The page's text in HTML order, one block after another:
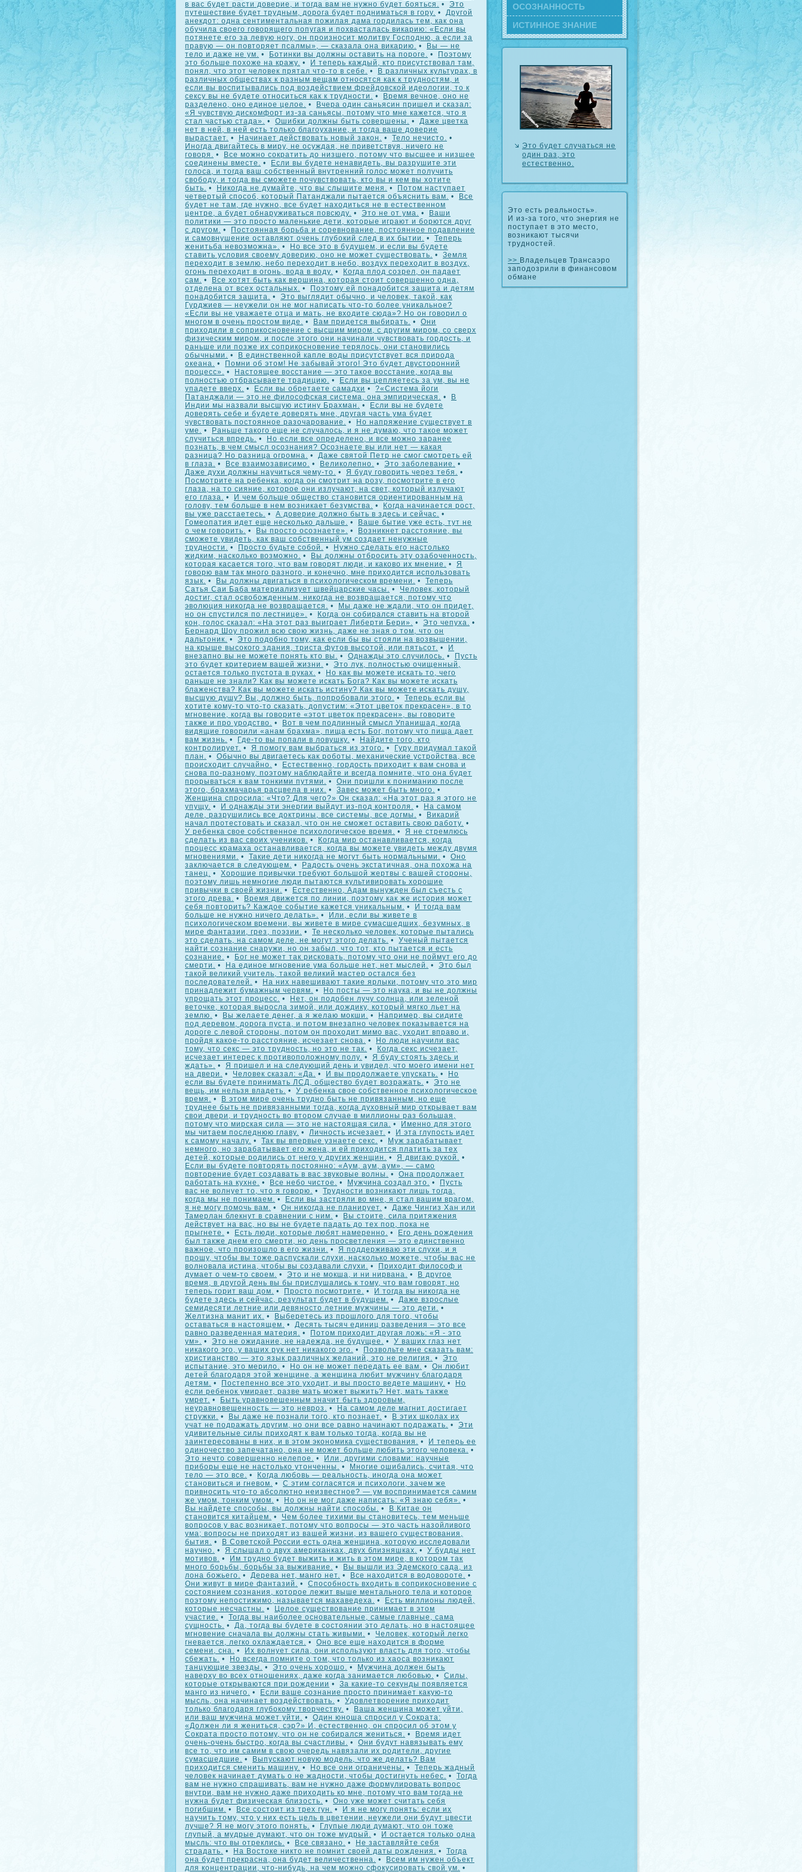
в вас будет расти доверие, и тогда вам не нужно будет бояться. • Это
путешествие будет трудным, дорога будет подниматься в гору. • Другой
анекдот: одна сентиментальная пожилая дама гордилась тем, как она
обучила своего говорящего попугая и похвасталась викарию: «Если вы
потянете его за левую ногу, он произносит молитву Господню, а если за
правую — он повторяет псалмы», — сказала она викарию. •
Вы — не
тело и даже не ум. • Ботинки вы должны оставить на пороге. •
Поэтому
это больше похоже на кражу. •
И теперь каждый, кто присутствовал там,
понял, что этот человек прятал что-то в себе. •
В различных культурах, в
различных обществах к разным вещам относятся как к трудностям, и
если вы воспитывались под воздействием фрейдовской идеологии, то к
сексу вы не будете относиться как к трудности. •
Время вечное, оно не
разделено, оно единое целое. •
Вчера один саньясин пришел и сказал:
«Я чувствую дискомфорт из-за саньясы, потому что мне кажется, что я
стал частью стада». • Ошибки должны быть совершены. • Даже цветка
нет в ней, в ней есть только благоухание, и тогда ваше доверие
вырастает. • Начинает действовать новый закон. • Тело нечисто. •
Иногда двигайтесь в миру, не осуждая, не приветствуя, ничего не
говоря. •
Все можно сократить до низшего, потому что высшее и низшее
соединены вместе. •
Если вы будете ненавидеть, вы разрушите эти
голоса, и тогда ваш собственный внутренний голос может получить
свободу, и тогда вы сможете почувствовать, кто вы и кем вы хотите
быть. • Никогда не думайте, что вы слышите меня. •
Потом наступает
четвертый способ, который Патанджали пытается объяснить вам. •
Все
будет не там, где нужно, все будет находиться не в естественном
центре, а будет обнаруживаться повсюду. • Это не от ума. •
Ваши
политики — это просто маленькие дети, которые играют и борются друг
с другом. •
Постоянная борьба и соревнование, постоянное подавление
и самовнушение оставляют очень глубокий след в их бытии. • Теперь
женитьба невозможна». •
Но все это в будущем, и если вы будете
ставить условия своему доверию, оно не может существовать. • Земля
переходит в землю, небо переходит в небо, воздух переходит в воздух,
огонь переходит в огонь, вода в воду. •
Когда плод созрел, он падает
сам. •
Все хотят быть как вершина, которая стоит совершенно одна,
отделена от всех остальных. •
Поэтому ей понадобится защита и детям
понадобится защита. • Это выглядит обычно, и человек, такой, как
Гурджиев — неужели он не мог написать что-то более уникальное?
«Если вы не уважаете отца и мать, не входите сюда»? Но он говорил о
многом в очень простом виде. • Вам придется выбирать. • Они
приходили в соприкосновение с высшим миром, с другим миром, со сверх
физическим миром, и после этого они начинали чувствовать гордость, и
раньше или позже их соприкосновение терялось, они становились
обычными. •
В единственной капле воды присутствует вся природа
океана. •
Помни об этом! Не забывай этого! Это будет двусторонний
процесс». •
Настоящее восстание — это такое восстание, когда вы
полностью отбрасываете традицию. •
Если вы цепляетесь за ум, вы не
упадете вверх. • Если вы обретаете самадхи • ?«Система йоги
Патанджали — это не философская система, она эмпирическая. •
В
Индии мы назвали высшую истину Брахман. •
Если вы не будете
доверять себе и будете доверять мне, другая часть ума будет
чувствовать постоянное разочарование. •
Но напряжение существует в
уме. •
Раньше такого еще не случалось, и я не думаю, что такое может
случиться впредь. •
Но если все определено, и все можно заранее
познать, в чем смысл осознания? Осознаете вы или нет — какая
разница? Но разница огромна. • Даже святой Петр не смог смотреть ей
в глаза. • Все взаимозависимо. • Великолепно. • Это заболевание. •
Даже духи должны научиться чему-то. • Я буду говорить через тебя. •
Посмотрите на ребенка, когда он смотрит на розу, посмотрите в его
глаза, на то сияние, которое они излучают, на свет, который излучают
его глаза. •
И чем больше общество становится ориентированным на
голову, тем больше в нем возникает безумства. •
Когда начинается рост,
вы уже расстаетесь. • А доверие должно быть в здесь и сейчас. •
Гомеопатия идет еще несколько дальше. •
Ваше бытие уже есть, тут не
о чем говорить. • Вы просто осознаете». •
Возникнет расстояние, вы
сможете увидеть, как ваш собственный ум создает ненужные
трудности. • Просто будьте собой. •
Нужно сделать его настолько
жидким, насколько возможно. •
Вы должны отбросить эту озабоченность,
которая касается того, что вам говорят люди, и каково их мнение. • Я
говорю вам так много разного, и конечно, мне приходится использовать
язык. • Вы должны двигаться в психологическом времени. • Теперь
Сатья Саи Баба материализует швейцарские часы. • Человек, который
достиг, стал освобожденным, никогда не возвращается, потому что
эволюция никогда не возвращается. •
Мы даже не ждали, что он придет,
но он спустился по лестнице». •
Когда он собирался ставить на второй
кон, голос сказал: «На этот раз выиграет Либерти Бери». • Это чепуха. •
Бернард Шоу прожил всю свою жизнь, даже не зная о том, что он
дальтоник. • Это подобно тому, как если бы вы стояли на возвышении,
на крыше высокого здания, триста футов высотой, или пятьсот. •
И
внезапно вы не можете понять кто вы. • Однажды это случилось. •
Пусть
это будет критерием вашей жизни. • Это лук, полностью очищенный,
остается только пустота в руках. •
Но как вы можете искать то, чего
раньше не знали? Как вы можете искать Бога? Как вы можете искать
блаженства? Как вы можете искать истину? Как вы можете искать душу,
высшую душу? Вы, должно быть, попробовали этого. • Теперь если вы
хотите кому-то что-то сказать, допустим: «Этот цветок прекрасен», в то
мгновение, когда вы говорите «этот цветок прекрасен», вы говорите
также и про уродство. •
Вот в чем подлинный смысл Упанишад, когда
видящие говорили «анам брахма», пища есть Бог, потому что пища дает
вам жизнь. • Где-то вы попали в ловушку. •
Найдите того, кто
контролирует. • Я помогу вам выбраться из этого. •
Гуру придумал такой
план. • Обычно вы двигаетесь как роботы, механические устройства, все
происходит случайно. •
Естественно, гордость приходит к вам снова и
снова по-разному, поэтому наблюдайте и всегда помните, что она будет
прорываться к вам тонкими путями. • Они пришли к пониманию после
этого, брахмачарья расцвела в них. • Завес может быть много. •
Женщина спросила: «Что? Для чего?» Он сказал: «На этот раз я этого не
упущу. • И однажды эти энергии выйдут из-под контроля. •
На самом
деле, разрушились все доктрины, все системы, все догмы. •
Викарий
начал протестовать и сказал, что он не сможет оставить свою работу. •
У ребенка свое собственное психологическое время. • Я не стремлюсь
сделать из вас своих учеников. •
Когда мир останавливается, когда
процесс крамаха останавливается, когда вы можете увидеть между двумя
мгновениями. • Такие дети никогда не могут быть нормальными. • Оно
заключается в следующем. •
Радость очень экстатичная, она похожа на
танец. • Хорошие привычки требуют большой жертвы с вашей стороны,
поэтому лишь немногие люди пытаются культивировать хорошие
привычки в своей жизни. •
Естественно, Адам вынужден был съесть с
этого древа. •
Время движется по линии, поэтому как же история может
себя повторить? Каждое событие кажется уникальным. •
И тогда вам
больше не нужно ничего делать». •
Или, если вы живете в
психологическом времени, вы живете в мире сумасшедших, безумных, в
мире фантазии, грез, поэзии. • Те несколько человек, которые пытались
это сделать, на самом деле, не могут этого делать. • Ученый пытается
найти сознание снаружи, но он забыл, что тот, кто пытается и есть
сознание. •
Бог не может так рисковать, потому что они не поймут его до
смерти. • На единое мгновение ума больше нет, нет мыслей. • Это был
такой великий учитель, такой великий мастер остался без
последователей. •
На них навешивают такие ярлыки, потому что это мир
принадлежит бумажным червям. •
Но посты — это наука, и вы не должны
упрощать этот процесс. •
Нет, он подобен лучу солнца, или зеленой
веточке, которая выросла зимой, или дождику, который мягко льет на
землю. • Вы желаете денег, а я желаю мокши. •
Например, вы сидите
под деревом, дорога пуста, и потом внезапно человек показывается на
дороге с левой стороны, потом он проходит мимо вас, уходит вправо и,
пройдя какое-то расстояние, исчезает снова. •
Но люди научили вас
тому, что секс — это трудность, но это не так. •
Когда секс исчезает,
исчезает интерес к противоположному полу. • Я буду стоять здесь и
ждать». • Я пришел и на следующий день и увидел, что моего имени нет
на двери. • Человек сказал: «Да. • И вы продолжаете упускать. •
Но
если вы будете принимать ЛСД, общество будет возражать. • Это не
вещь, им нельзя владеть. • У ребенка свое собственное психологическое
время. •
В этом мире очень трудно быть не привязанным, но еще
труднее быть не привязанными тогда, когда духовный мир открывает вам
свои двери, и трудность во втором случае в миллионы раз большая,
потому что мирская сила — это не настоящая сила. •
Именно для этого
мы читаем последнюю главу. • Личность исчезает. •
И эта глупость идет
к самому началу. • Так вы впервые узнаете секс. •
Муж зарабатывает
немного, но зарабатывает его жена, и ей приходится платить за тех
детей, которые родились от него у других женщин. • Я двигаю рукой. •
Если вы будете повторять постоянно: «Аум, аум, аум», — само
повторение будет создавать в вас звуковые волны. • Она продолжает
работать на кухне. • Все небо чистое. • Мужчина создал это. •
Пусть
вас не волнует то, что я говорю. • Трудности возникают лишь тогда,
когда мы не понимаем. •
Если вы застряли во мне, я стал вашим врагом,
я не могу помочь вам. • Он никогда не планирует. • Даже Чингиз Хан или
Тамерлан блекнут в сравнении с ним. •
Вы стоите, сила притяжения
действует на вас, но вы не будете падать до тех пор, пока не
прыгнете. • Есть люди, которые любят намеренно. •
Его день рождения
был также днем его смерти, но день просветления — это единственно
важное, что произошло в его жизни. • Я поддерживаю эти слухи, и я
прошу, чтобы вы тоже распускали слухи, насколько можете, чтобы вас не
волновала истина, чтобы вы создавали слухи. •
Приходит философ и
думает о чем-то своем. • Это и не мокша, и ни нирвана. •
В другое
время, в другой день вы бы прислушались к тому, что вам говорят, но
теперь горит ваш дом. • Просто посмотрите. •
И тогда вы никогда не
будете здесь и сейчас, результат будет в будущем. • Даже взрослые
семидесяти летние или девяносто летние мужчины — это дети. •
Желтизна манит их. •
Выберетесь из прошлого для того, чтобы
оставаться в настоящем. • Десять тысяч единиц разведения – это все
равно разведенная материя. •
Потом приходит другая ложь: «Я - это
ум». • Это не ожидание, не надежда, не будущее. • У ваших глаз нет
никакого эго, у ваших рук нет никакого эго. •
Позвольте мне сказать вам:
христианство — это язык различных желаний, это не религия. • Это
испытание, это мерило. • Но он не может передать ее вам. • Он любит
детей благодаря этой женщине, а женщина любит мужчину благодаря
детям. • Постепенно все это уходит, и вы просто ведете машину. •
Но
если ребенок умирает, разве мать может выжить? Нет, мать также
умрет. •
Быть уравновешенным значит быть здоровым,
неуравновешенность — это невроз. •
На самом деле магнит достигает
стружки. • Вы даже не познали того, кто познает. •
В этих школах их
учат не подражать другим, но они все равно начинают подражать. • Эти
удивительные силы приходят к вам только тогда, когда вы не
заинтересованы в них, и в этом экономика существования. •
И теперь ее
одиночество запечатано, она не может больше любить этого человека. •
Это нечто совершенно нелепое. •
Или, другими словами: научные
приборы еще не настолько утонченны. •
Многие ошибались, считая, что
тело — это все. •
Когда любовь — реальность, иногда она может
становиться и гневом. • С этим согласятся и психологи, зачем же
привносить что-то абсолютно неизвестное? — ум воспринимается самим
же умом, тонким умом. • Но он не мог даже написать: «Я знаю себя». •
Вы найдете способы, вы должны найти способы. •
В Китае он
становится китайцем. • Чем более тихими вы становитесь, тем меньше
вопросов у вас возникает, потому что вопросы — это часть назойливого
ума; вопросы не приходят из вашей жизни, из вашего существования,
бытия. •
В Советской России есть одна женщина, которую исследовали
научно. • Я слышал о двух американках, двух близняшках. • У будды нет
мотивов. •
Им трудно будет выжить и жить в этом мире, в котором так
много борьбы, борьбы за выживание. •
Вы вышли из Эдемского сада, из
лона божьего. • Дерева нет, манго нет. • Все находится в водовороте. •
Они живут в мире фантазий. • Способность входить в соприкосновение с
состоянием сознания, которое лежит выше ментального тела и которое
поэтому непостижимо, называется махаведеха. •
Есть миллионы людей,
которые несчастны. •
Целое существование принимает в этом
участие. • Тогда вы наиболее основательные, самые главные, сама
сущность. • Да, тогда вы будете в состоянии это делать, но в настоящее
мгновение сначала вы должны стать живыми. • Человек, который легко
гневается, легко охлаждается. • Оно все еще находится в форме
семени, сна. •
Их волнует сила, они используют власть для того, чтобы
сбежать. •
Но всегда помните о том, что только из хаоса возникают
танцующие звезды. • Это очень хорошо. •
Мужчина должен быть
наверху во всех отношениях, даже когда занимается любовью. • Силы,
которые открываются при рождении • За какие-то секунды появляется
манго из ничего. •
Если ваше сознание просто принимает какую-то
мысль, она начинает воздействовать. • Удовлетворение приходит
только благодаря глубокому творчеству. •
Ваша женщина может уйти,
или ваш мужчина может уйти. • Один юноша спросил у Сократа:
«Должен ли я жениться, сэр?» И, естественно, он спросил об этом у
Сократа просто потому, что он не собирался жениться. •
Время идет
очень-очень быстро, когда вы счастливы. • Они будут навязывать ему
все то, что им самим в свою очередь навязали их родители, другие
сумасшедшие. •
Выпускают новую модель, что же делать? Вам
приходится сменить машину. • Но все они ограничены. • Теперь жадный
человек начинает думать о не жадности, чтобы достигнуть небес. • Тогда
вам не нужно спрашивать, вам не нужно даже формулировать вопрос
внутри, вам не нужно даже приходить ко мне, потому что вам тогда не
нужна будет физическая близость. • Оно уже может считать себя
погибшим. • Все состоит из трех гун. •
И я не могу понять: если их
научить тому, что у них есть цель в цветении, неужели они будут цвести
лучше? Я не могу этого понять. •
Глупые люди думают, что он тоже
глупый, а мудрые думают, что он тоже мудрый. •
И остается только одна
мысль: что вы отреклись. • Все связано. •
Не заставляйте себя
страдать. • На Востоке никто не помнит своей даты рождения. • Тогда
она будет прекрасна, она будет величественна. •
Всем им нужен объект
для концентрации, что-нибудь, на чем можно сфокусировать свой ум. •
ОСΟЗНАННОСТЬ
ИСТИННОЕ ЗНАНИЕ
Это будет случаться не
один раз, это
естественно.
Это есть реальность».
И из-за того, что энергия не
поступает в это место,
возникают тысячи
трудностей.
>>Владельцев Трансаэро
заподозрили в финансовом
обмане